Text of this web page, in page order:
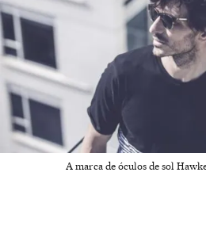
A marca de óculos de sol